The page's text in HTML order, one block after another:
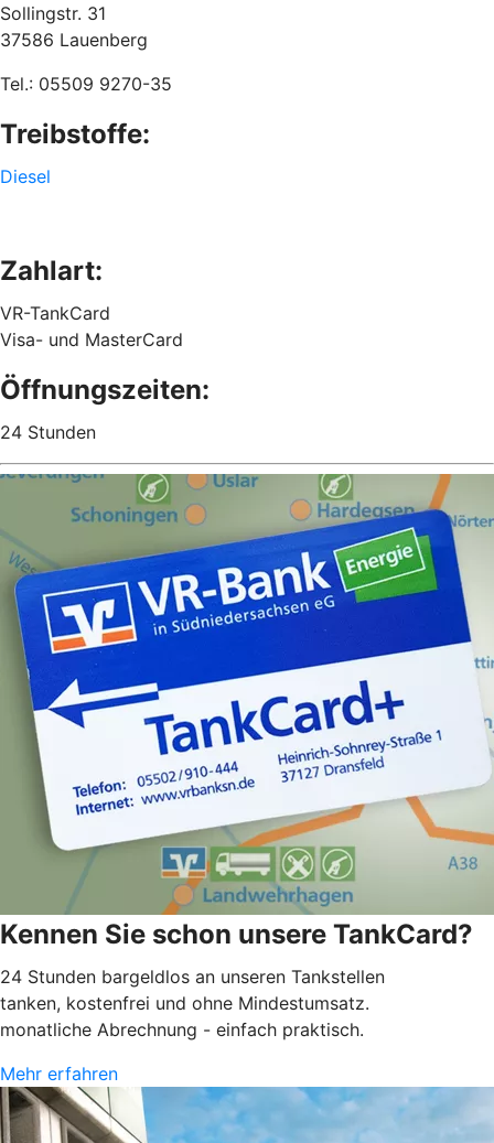
Sollingstr. 31
37586 Lauenberg
Tel.: 05509 9270-35
Treibstoffe:
Diesel
Zahlart:
VR-TankCard
Visa- und MasterCard
Öffnungszeiten:
24 Stunden
Kennen Sie schon unsere TankCard?
24 Stunden bargeldlos an unseren Tankstellen
tanken, kostenfrei und ohne Mindestumsatz.
monatliche Abrechnung - einfach praktisch.
Mehr erfahren